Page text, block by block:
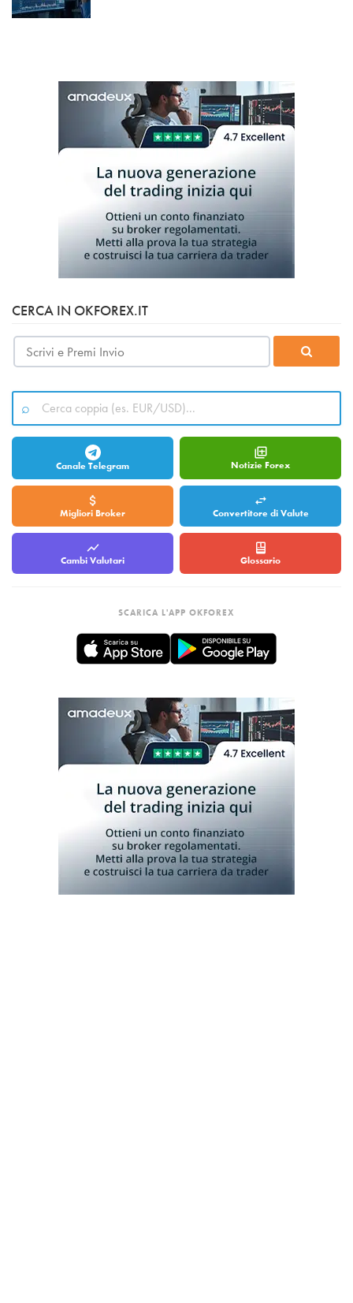
CERCA IN OKFOREX.IT
Canale Telegram Notizie Forex
Migliori Broker Convertitore di Valute
Cambi Valutari Glossario
SCARICA L'APP OKFOREX